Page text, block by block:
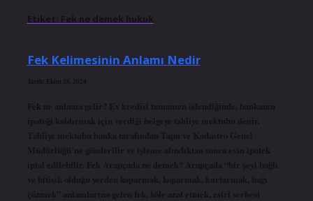
Etiket: Fek ne demek hukuk
Fek Kelimesinin Anlamı Nedir
Tarih: Ekim 28, 2024
Fek ne anlama gelir? Ev kredisi tamamen ödendiğinde, bankanın
ipoteği kaldırmak için verdiği belgeye tahliye mektubu denir.
Tahliye mektubu banka tarafından Tapu ve Kadastro Genel
Müdürlüğü’ne gönderilir ve işleme alındıktan sonra evin ipotek
iptal edilebilir. Fek Arapçada ne demek? Arapçada “bir şeyi bağlı
ve bitişik olduğu yerden koparmak, koparmak, kurtarmak, bağı
çözmek” anlamlarına gelen fek, köle azat etmek, esiri serbest